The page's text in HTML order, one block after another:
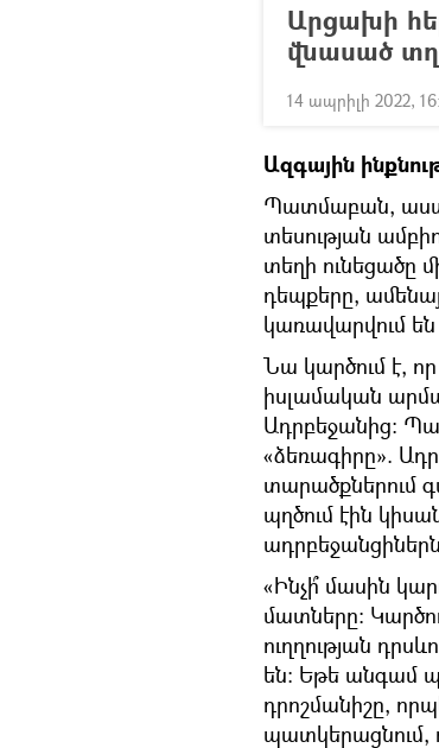
Արցախի
վնասած
14 ապրիլի 2022,
Ազգային
Պատմաբան,
տեսության
տեղի ունեցածը
դեպքերը,
կառավարվում են
Նա կարծում է,
իսլամական
Ադրբեջանից։
«ձեռագիրը».
տարածքներում
պղծում էին
«Ինչի՞ մասին
մատները։
ուղղության
են։ Եթե անգամ
դրոշմանիշը,
պատկերացնում,